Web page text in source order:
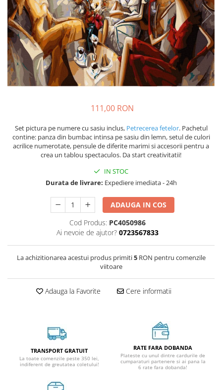
111,00 RON
Set pictura pe numere cu sasiu inclus, Petrecerea fetelor. Pachetul
contine: panza din bumbac intinsa pe sasiu din lemn, setul de culori
acrilice numerotate, pensule de diferite marimi si accesorii pentru a
crea un tablou spectaculos. Da start creativitatii!
IN STOC
Durata de livrare: Expediere imediata - 24h
ADAUGA IN COS
Cod Produs: PC4050986
Ai nevoie de ajutor? 0723567833
La achizitionarea acestui produs primiti5RON pentru comenzile
viitoare
Adauga la Favorite Cere informatii
TRANSPORT GRATUIT
La toate comenzile peste 350 lei,
indiferent de greutatea coletului!
RATE FARA DOBANDA
Plateste cu unul dintre cardurile de
cumparaturi partenere si ai pana la
6 rate fara dobanda!